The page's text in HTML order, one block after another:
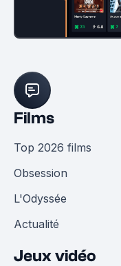
Films
Top 2026 films
Obsession
L'Odyssée
Actualité
Jeux vidéo